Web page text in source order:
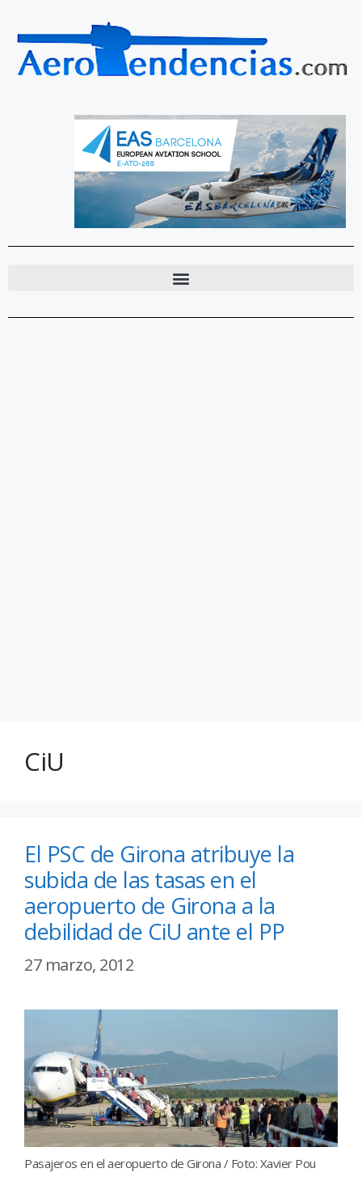
CiU
El PSC de Girona atribuye la
subida de las tasas en el
aeropuerto de Girona a la
debilidad de CiU ante el PP
27 marzo, 2012
Pasajeros en el aeropuerto de Girona / Foto: Xavier Pou